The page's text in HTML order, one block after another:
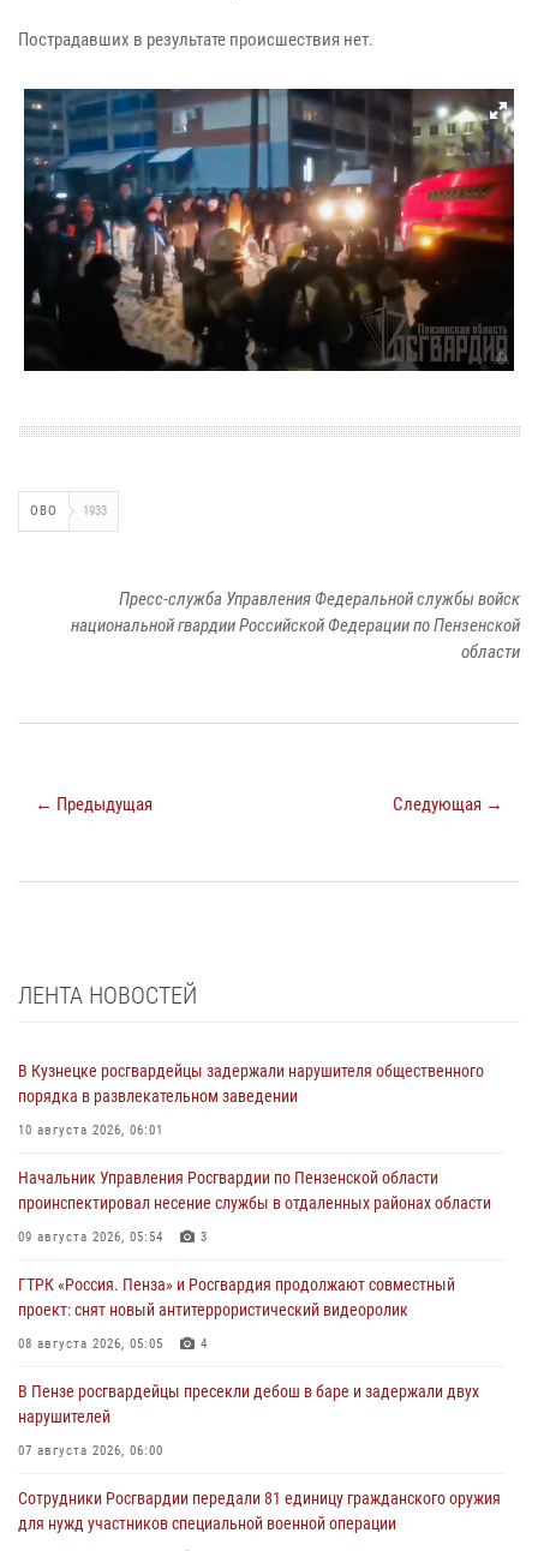
Пострадавших в результате происшествия нет.
ОВО 1933
Пресс-служба Управления Федеральной службы войск
национальной гвардии Российской Федерации по Пензенской
области
← Предыдущая Следующая →
ЛЕНТА НОВОСТЕЙ
В Кузнецке росгвардейцы задержали нарушителя общественного
порядка в развлекательном заведении
10 августа 2026, 06:01
Начальник Управления Росгвардии по Пензенской области
проинспектировал несение службы в отдаленных районах области
09 августа 2026, 05:54 3
ГТРК «Россия. Пенза» и Росгвардия продолжают совместный
проект: снят новый антитеррористический видеоролик
08 августа 2026, 05:05 4
В Пензе росгвардейцы пресекли дебош в баре и задержали двух
нарушителей
07 августа 2026, 06:00
Сотрудники Росгвардии передали 81 единицу гражданского оружия
для нужд участников специальной военной операции